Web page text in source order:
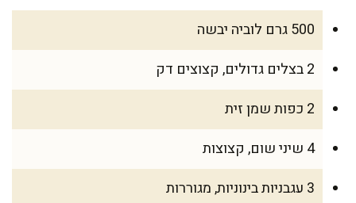
500 גרם לוביה יבשה
2 בצלים גדולים, קצוצים דק
2 כפות שמן זית
4 שיני שום, קצוצות
3 עגבניות בינוניות, מגוררות